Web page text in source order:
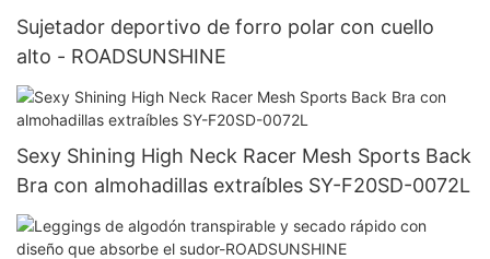
Sujetador deportivo de forro polar con cuello
alto - ROADSUNSHINE
Sexy Shining High Neck Racer Mesh Sports Back
Bra con almohadillas extraíbles SY-F20SD-0072L